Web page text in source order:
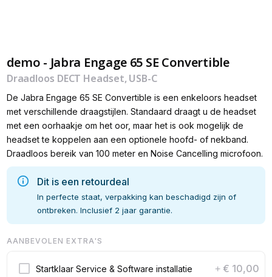
demo - Jabra Engage 65 SE Convertible
Draadloos DECT Headset, USB-C
De Jabra Engage 65 SE Convertible is een enkeloors headset
met verschillende draagstijlen. Standaard draagt u de headset
met een oorhaakje om het oor, maar het is ook mogelijk de
headset te koppelen aan een optionele hoofd- of nekband.
Draadloos bereik van 100 meter en Noise Cancelling microfoon.
Dit is een retourdeal
In perfecte staat, verpakking kan beschadigd zijn of
ontbreken. Inclusief 2 jaar garantie.
AANBEVOLEN EXTRA'S
Startklaar Service & Software installatie + € 10,00